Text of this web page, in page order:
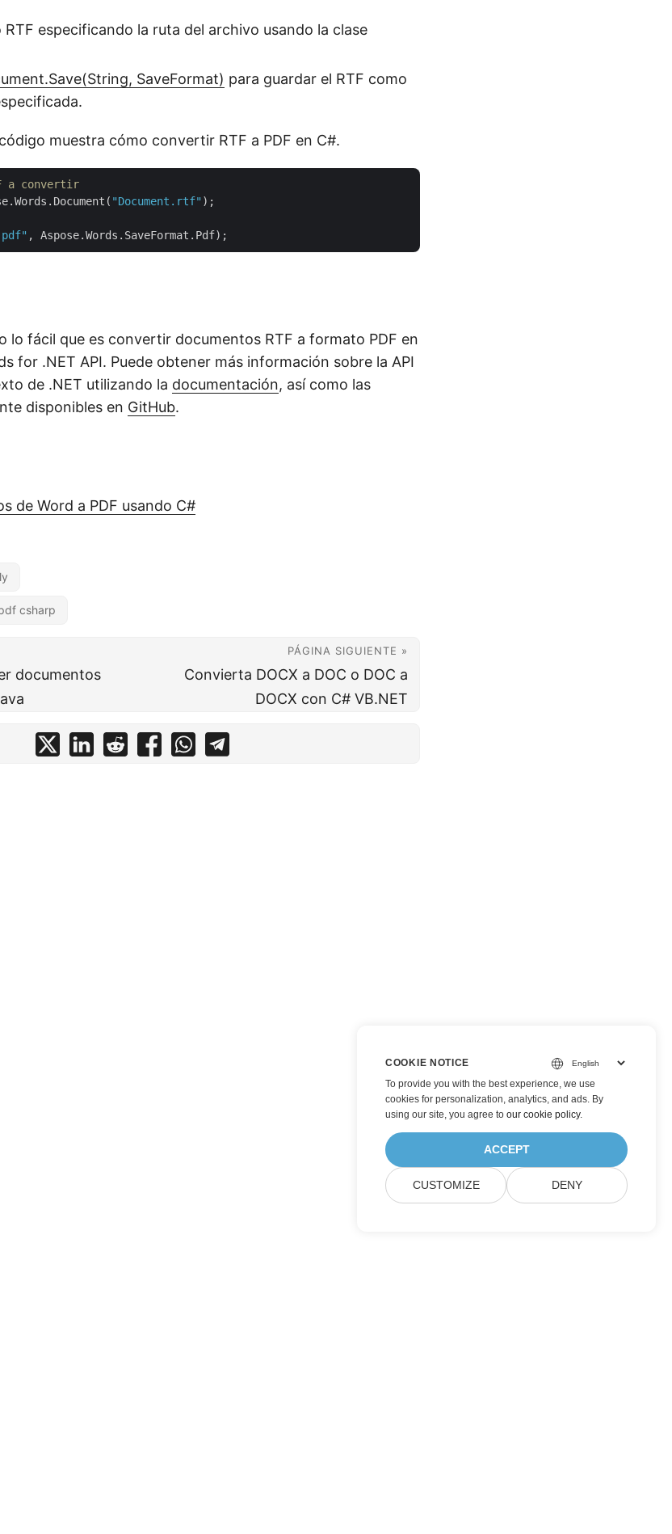
especificando la ruta del archivo usando la clase
SaveFormat) para guardar el RTF como
muestra cómo convertir RTF a PDF en C#.
a convertir
"Document.rtf"
lo fácil que es convertir documentos RTF a formato PDF en
for .NET API. Puede obtener más información sobre la API
de .NET utilizando la documentación, así como las
disponibles en GitHub.
de Word a PDF usando C#
csharp
documentos
PÁGINA SIGUIENTE »
Convierta DOCX a DOC o DOC a
DOCX con C# VB.NET
COOKIE NOTICE
To provide you with the best experience, we use
cookies for personalization, analytics, and ads. By
using our site, you agree to our cookie policy.
ACCEPT
CUSTOMIZE DENY